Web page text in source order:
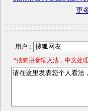
更
用户：
*搜狗拼音输入法，中文处